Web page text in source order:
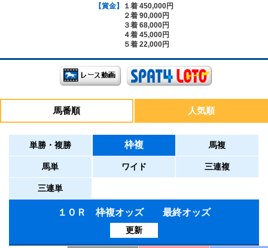
【賞金】
１着 450,000円
２着 90,000円
３着 68,000円
４着 45,000円
５着 22,000円
馬番順 人気順
単勝・複勝 枠複 馬複
馬単 ワイド 三連複
三連単
１０Ｒ 枠複オッズ 最終オッズ
更新